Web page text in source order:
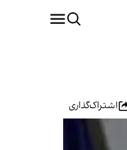
اشتراک‌گذاری